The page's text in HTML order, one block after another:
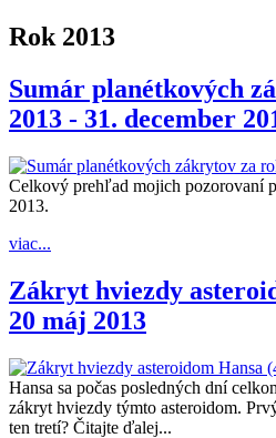
Rok 2013
Sumár planétkových
2013 - 31. december
Celkový prehľad mojich pozorovaní
2013.
viac...
Zákryt hviezdy
20 máj 2013
Hansa sa počas posledných dní
zákryt hviezdy týmto asteroidom.
ten tretí? Čitajte ďalej...